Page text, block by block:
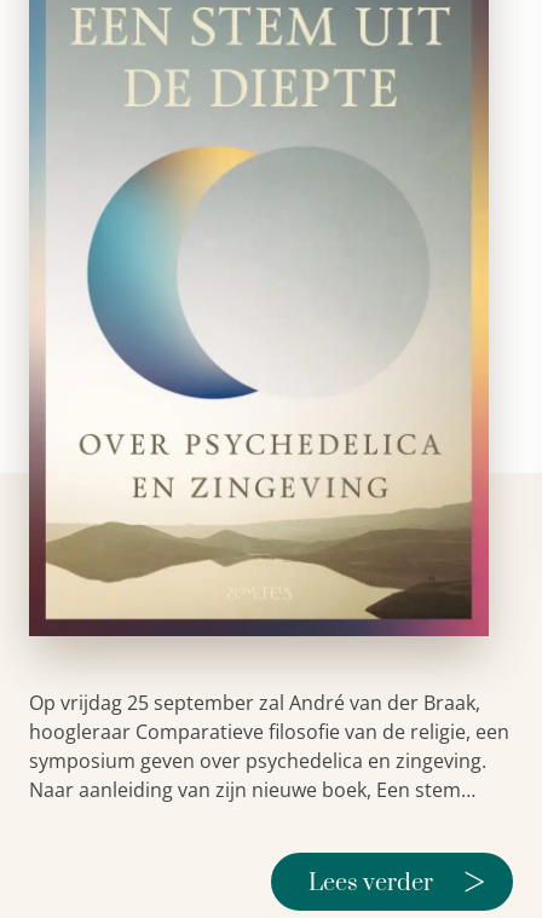
Op vrijdag 25 september zal André van der Braak,
hoogleraar Comparatieve filosofie van de religie, een
symposium geven over psychedelica en zingeving.
Naar aanleiding van zijn nieuwe boek, Een stem…
Lees verder >